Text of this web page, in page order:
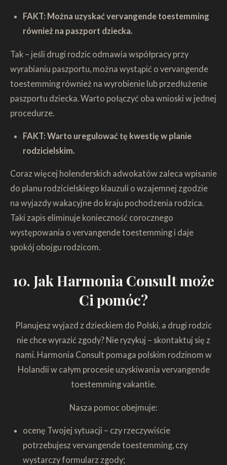
FAKT: Można uzyskać vervangende toestemming
również na paszport dziecka.
Tak – jeśli drugi rodzic odmawia współpracy przy
wyrabianiu paszportu, można wystąpić o vervangende
toestemming również na wyrobienie lub przedłużenie
paszportu dziecka. Warto połączyć oba wnioski w jednej
procedurze.
FAKT: Warto uregulować tę kwestię w planie
rodzicielskim.
Coraz więcej holenderskich adwokatów zaleca wpisanie
do planu rodzicielskiego klauzuli o wzajemnej zgodzie
na wyjazdy wakacyjne do kraju pochodzenia rodzica.
Taki zapis eliminuje konieczność corocznego
występowania o vervangende toestemming i daje
spokój obojgu rodzicom.
10. Jak Harmonia Consult może
Ci pomóc?
Planujesz wyjazd z dzieckiem do Polski, a drugi rodzic
nie chce wyrazić zgody? Nie ryzykuj – skontaktuj się z
nami. Harmonia Consult pomaga polskim rodzinom w
Holandii w całym procesie uzyskiwania vervangende
toestemming vakantie.
Nasza pomoc obejmuje:
ocenę Twojej sytuacji – czy rzeczywiście
potrzebujesz vervangende toestemming, czy
wystarczy formularz zgody;